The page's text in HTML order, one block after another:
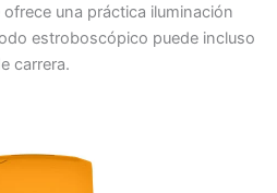
una práctica iluminación
estroboscópico puede incluso
carrera.